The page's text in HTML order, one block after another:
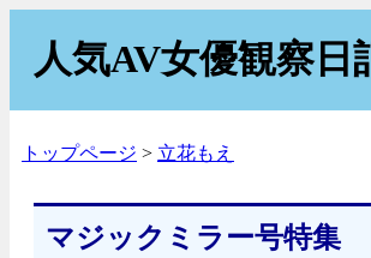
人気AV女優観察日
トップページ 立花もえ
マジックミラー号特集